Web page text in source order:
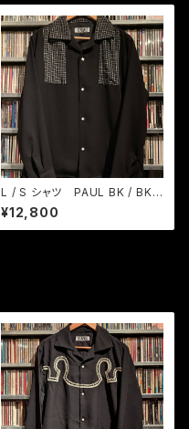
L / S シャツ PAUL BK / BKカ
スリ織りチェック
¥12,800